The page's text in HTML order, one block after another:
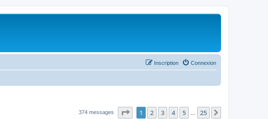
Connexion
Inscription
374 messages Page sur25
1 2 3 4 5 25